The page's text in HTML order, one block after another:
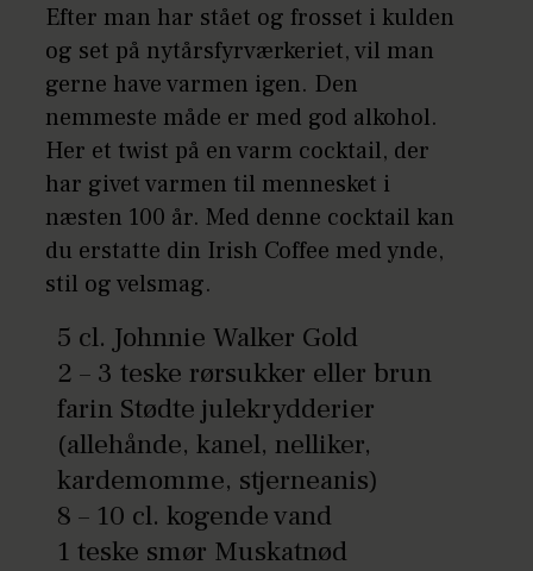
Efter man har stået og frosset i kulden
og set på nytårsfyrværkeriet, vil man
gerne have varmen igen. Den
nemmeste måde er med god alkohol.
Her et twist på en varm cocktail, der
har givet varmen til mennesket i
næsten 100 år. Med denne cocktail kan
du erstatte din Irish Coffee med ynde,
stil og velsmag.
5 cl. Johnnie Walker Gold
2 – 3 teske rørsukker eller brun
farin Stødte julekrydderier
(allehånde, kanel, nelliker,
kardemomme, stjerneanis)
8 – 10 cl. kogende vand
1 teske smør Muskatnød